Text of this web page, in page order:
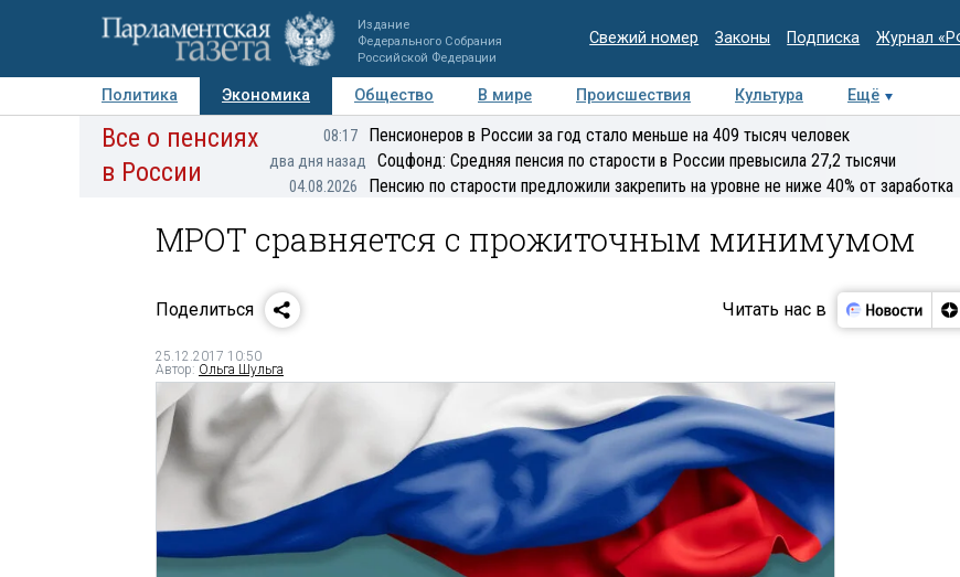
Издание
Федерального Собрания
Российской Федерации
Свежий номер Законы Подписка Журнал
Политика Экономика Общество В мире Происшествия Культура Ещё
Авторы Персоны Мнения Регионы Медиацентр Интервью Колумнисты
Все о пенсиях
в России
08:17 Пенсионеров в России за год стало меньше на 409 тысяч человек
два дня назад Соцфонд: Средняя пенсия по старости в России превысила 27,2 тысячи
04.08.2026 Пенсию по старости предложили закрепить на уровне не ниже 40% от заработка
МРОТ сравняется с прожиточным минимумом
Поделиться Читать нас в
25.12.2017 10:50
Автор: Ольга Шульга